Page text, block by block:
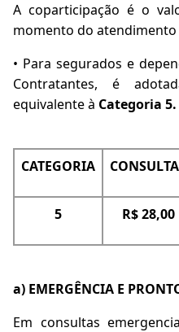
A coparticipação é o
momento do atendimento
• Para segurados e
Contratantes, é
equivalente à Categoria 5.
CATEGORIA
5 R$ 28,00
a) EMERGÊNCIA E
Em consultas